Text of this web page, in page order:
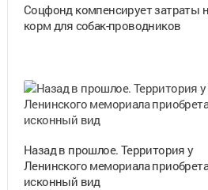
Соцфонд компенсирует затраты
корм для собак-проводников
Назад в прошлое. Территория у
Ленинского мемориала
исконный вид